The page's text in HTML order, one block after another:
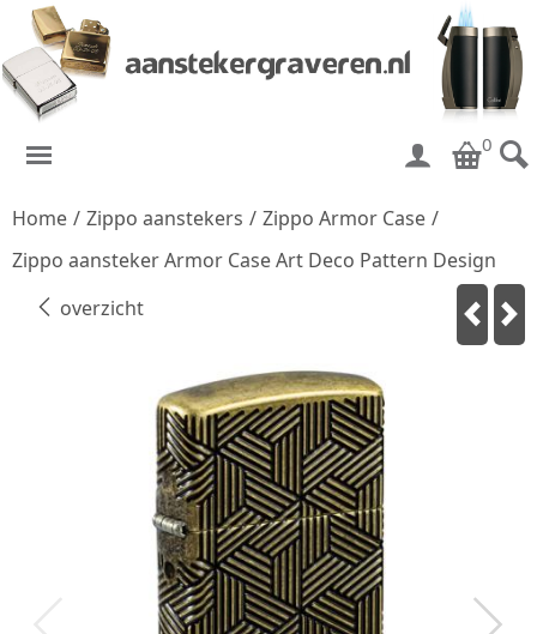
0
Home / Zippo aanstekers / Zippo Armor Case /
Zippo aansteker Armor Case Art Deco Pattern Design
overzicht